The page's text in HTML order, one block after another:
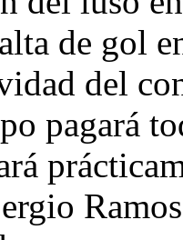
de gol
del
pagará